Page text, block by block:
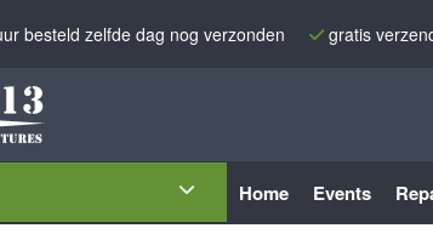
besteld zelfde dag nog verzonden gratis
Home Events